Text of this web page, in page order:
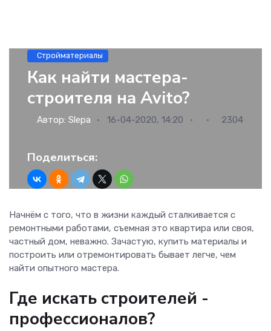
Стройматериалы
Как найти мастера-
строителя на Avito?
Автор: Slepa 16-04-2020, 14:20 2304
Поделиться:
Начнём с того, что в жизни каждый сталкивается с
ремонтными работами, съемная это квартира или своя,
частный дом, неважно. Зачастую, купить материалы и
построить или отремонтировать бывает легче, чем
найти опытного мастера.
Где искать строителей -
профессионалов?